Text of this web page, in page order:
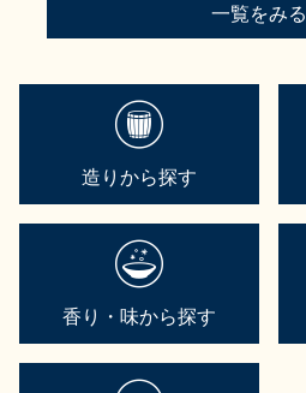
一覧をみる
造りから探す
香り・味から探す